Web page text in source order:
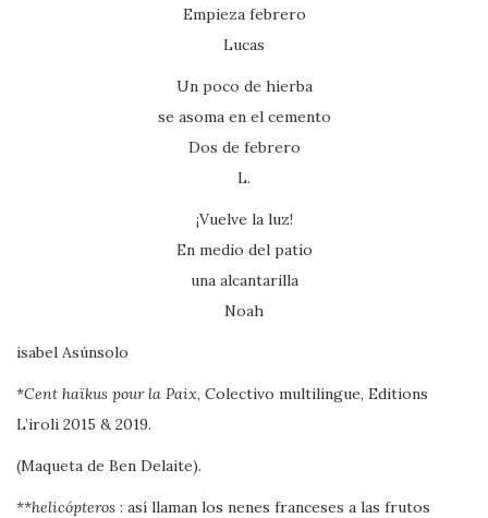
Empieza febrero
Lucas
Un poco de hierba
se asoma en el cemento
Dos de febrero
L.
¡Vuelve la luz!
En medio del patio
una alcantarilla
Noah
isabel Asúnsolo
*Cent haïkus pour la Paix, Colectivo multilingue, Editions
L’iroli 2015 & 2019.
(Maqueta de Ben Delaite).
**helicópteros : así llaman los nenes franceses a las frutos